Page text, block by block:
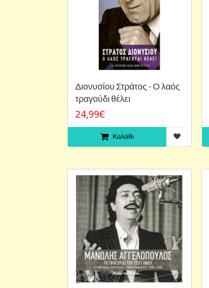
Διονυσίου Στράτος - Ο λαός
τραγούδι θέλει
24,99€
Καλάθι